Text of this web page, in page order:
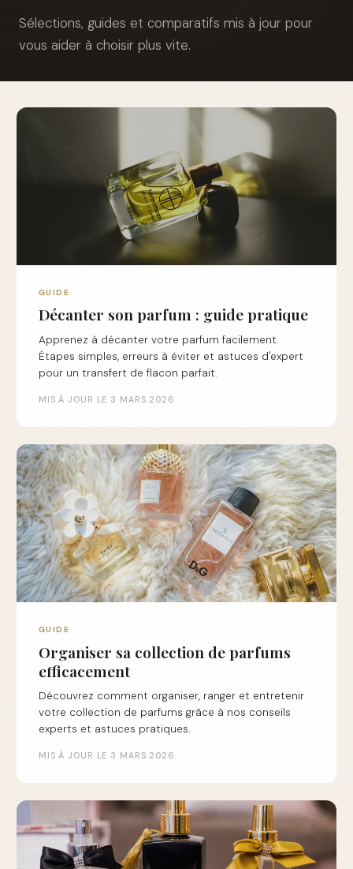
Sélections, guides et comparatifs mis à jour pour
vous aider à choisir plus vite.
GUIDE
Décanter son parfum : guide pratique
Apprenez à décanter votre parfum facilement.
Étapes simples, erreurs à éviter et astuces d'expert
pour un transfert de flacon parfait.
MIS À JOUR LE 3 MARS 2026
GUIDE
Organiser sa collection de parfums
efficacement
Découvrez comment organiser, ranger et entretenir
votre collection de parfums grâce à nos conseils
experts et astuces pratiques.
MIS À JOUR LE 3 MARS 2026